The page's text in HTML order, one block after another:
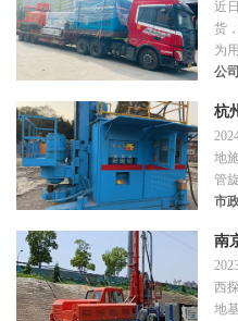
高
近
货
为
喷
装
点
公
杭
基
地
管
业
市
南
加
西
地